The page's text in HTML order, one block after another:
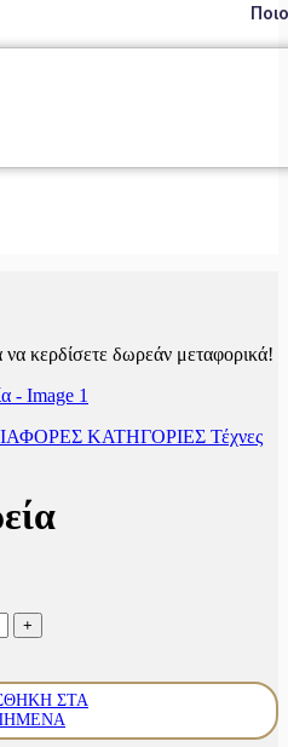
να κερδίσετε δωρεάν μεταφορικά!
ΚΑΤΗΓΟΡΙΕΣ Τέχνες
ΣΤΑ